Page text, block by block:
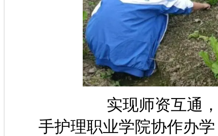
实现师资互通，资
手护理职业学院协作办